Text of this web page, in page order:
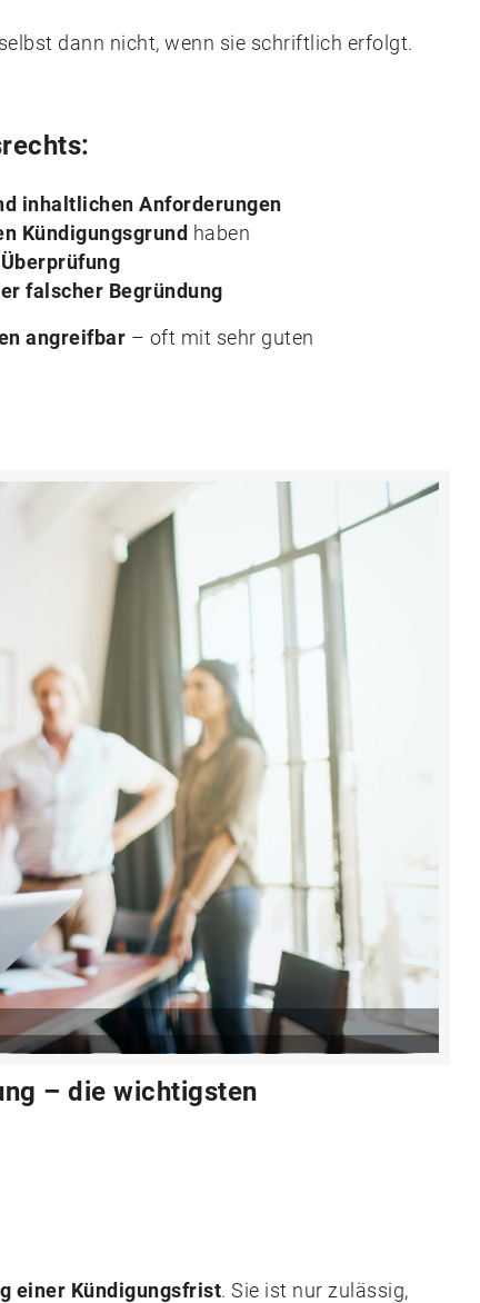
dann nicht, wenn sie schriftlich erfolgt.
inhaltlichen Anforderungen
Kündigungsgrund haben
falscher Begründung
angreifbar – oft mit sehr guten
– die wichtigsten
einer Kündigungsfrist. Sie ist nur zulässig,